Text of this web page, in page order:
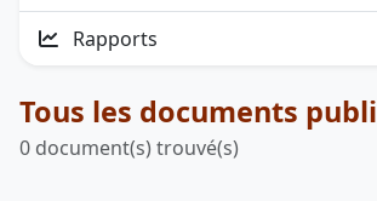
Rapports
Tous les documents
0 document(s) trouvé(s)